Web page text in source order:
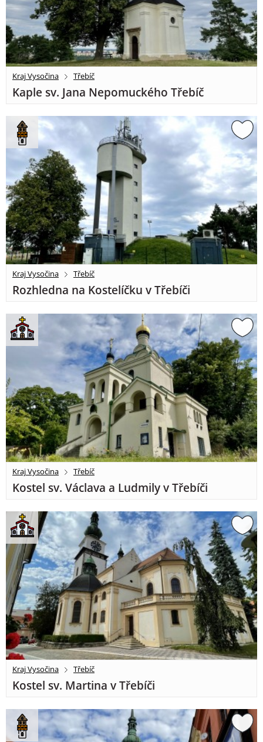
Kraj Vysočina Třebíč
Kaple sv. Jana Nepomuckého Třebíč
Kraj Vysočina Třebíč
Rozhledna na Kostelíčku v Třebíči
Kraj Vysočina Třebíč
Kostel sv. Václava a Ludmily v Třebíči
Kraj Vysočina Třebíč
Kostel sv. Martina v Třebíči